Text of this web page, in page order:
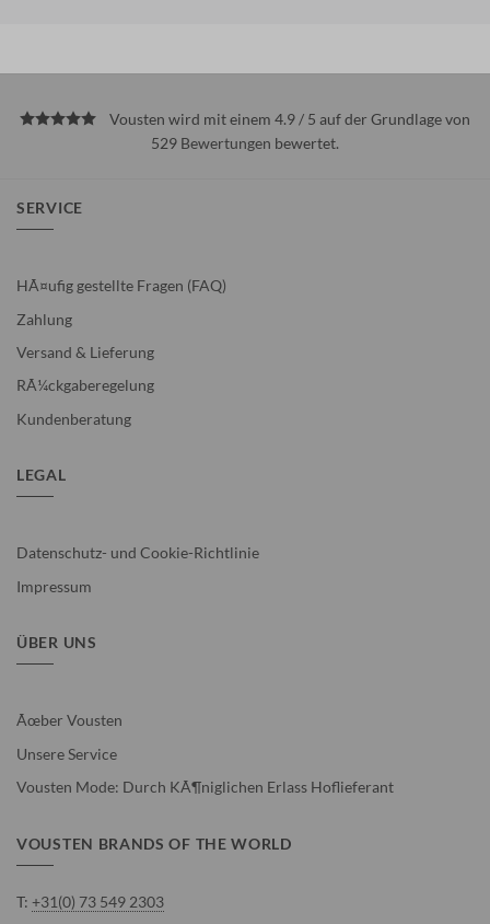
Vousten wird mit einem 4.9 / 5 auf der Grundlage von
529 Bewertungen bewertet.
SERVICE
HÃ¤ufig gestellte Fragen (FAQ)
Zahlung
Versand & Lieferung
RÃ¼ckgaberegelung
Kundenberatung
LEGAL
Datenschutz- und Cookie-Richtlinie
Impressum
ÜBER UNS
Ãœber Vousten
Unsere Service
Vousten Mode: Durch KÃ¶niglichen Erlass Hoflieferant
VOUSTEN BRANDS OF THE WORLD
T: +31(0) 73 549 2303